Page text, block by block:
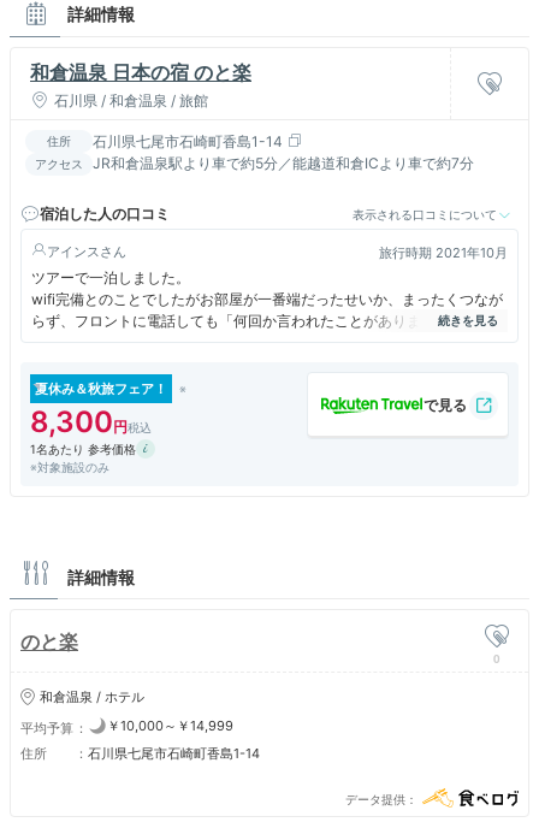
詳細情報
和倉温泉 日本の宿 のと楽
石川県 / 和倉温泉 / 旅館
住所 石川県七尾市石崎町香島1-14
アクセス JR和倉温泉駅より車で約5分／能越道和倉ICより車で約7分
宿泊した人の口コミ 表示される口コミについて
アインス 旅行時期 2021年10月
ツアーで一泊しました。
wifi完備とのことでしたがお部屋が一番端だったせいか、まったくつなが
らず、フロントに電話しても「何回か言われたことがありますが、携帯の
ことですので。」と対応してくれませんでした。中継ルーター設置すれば
食事も、それなりにおいしいのですが、メニューもなく、説明もほとんど
ないので何を食べているのか半分くらいしかわかりません。
ただ、温泉だけはよく、清潔なうえ、新しく、露天風呂も能登島を見なが
らのんびりできました。
夏休み＆秋旅フェア！
8,300
1名あたり 参考価格
※対象施設のみ
詳細情報
のと楽
0
和倉温泉 / ホテル
平均予算
￥10,000～￥14,999
住所
石川県七尾市石崎町香島1-14
データ提供